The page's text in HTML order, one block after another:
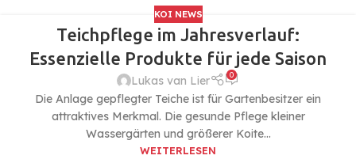
KOI NEWS
Teichpflege im Jahresverlauf:
Essenzielle Produkte für jede Saison
Lukas van Lier 0
Die Anlage gepflegter Teiche ist für Gartenbesitzer ein
attraktives Merkmal. Die gesunde Pflege kleiner
Wassergärten und größerer Koite...
WEITERLESEN